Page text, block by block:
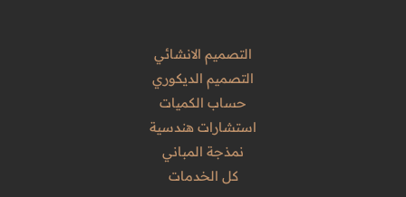
التصميم الانشائي
التصميم الديكوري
حساب الكميات
استشارات هندسية
نمذجة المباني
كل الخدمات